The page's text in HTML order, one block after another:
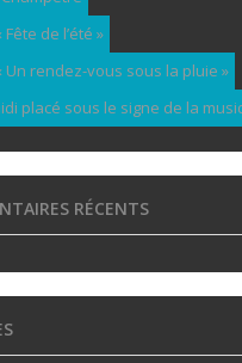
Fête de l’été »
Un rendez-vous sous la pluie »
placé sous le signe de la
RÉCENTS